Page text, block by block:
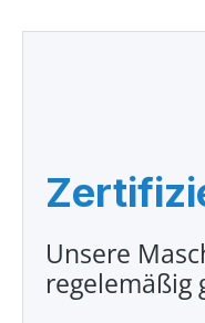
Unsere